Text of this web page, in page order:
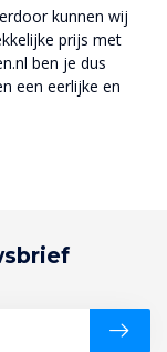
kunnen wij
prijs met
ben je dus
een eerlijke en